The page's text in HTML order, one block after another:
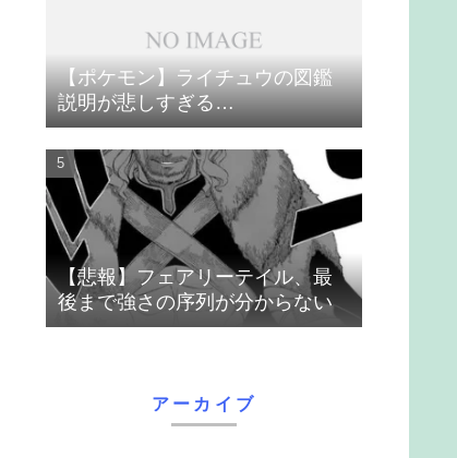
【ポケモン】ライチュウの図鑑
説明が悲しすぎる…
【悲報】フェアリーテイル、最
後まで強さの序列が分からない
アーカイブ